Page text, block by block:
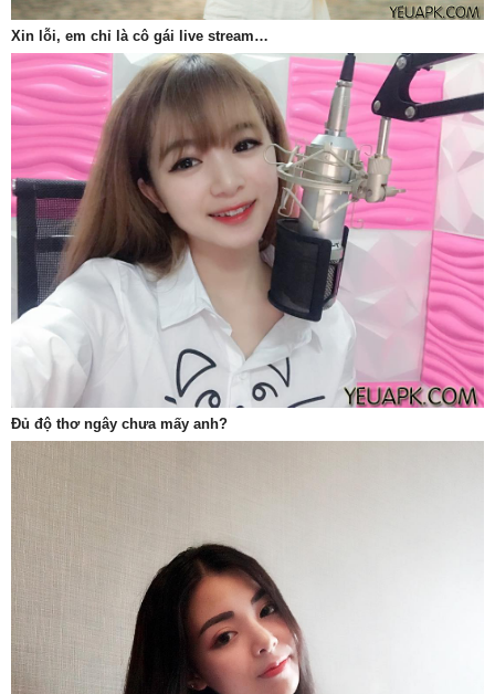
Xin lỗi, em chỉ là cô gái live stream…
Đủ độ thơ ngây chưa mấy anh?